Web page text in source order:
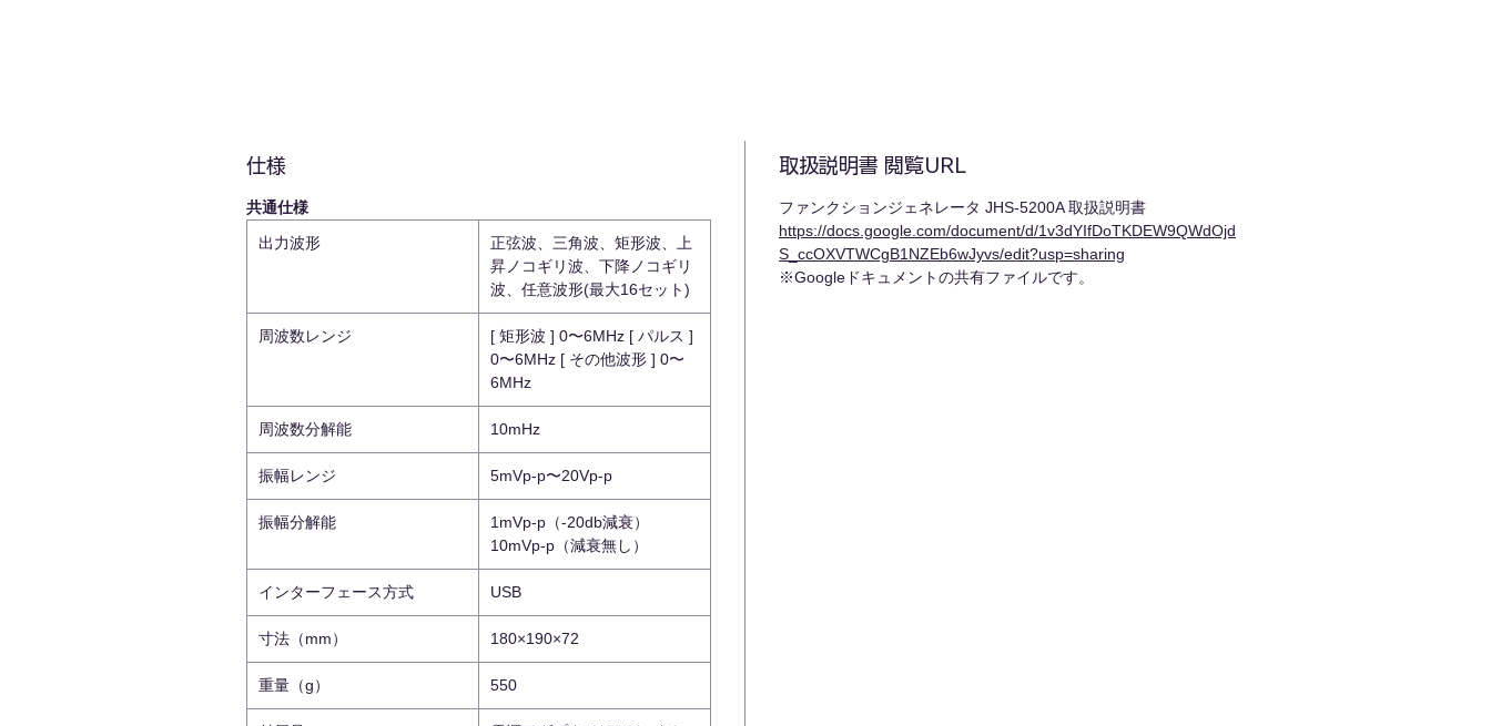
仕様
共通仕様
出力波形
正弦波、三角波、矩形波、上
昇ノコギリ波、下降ノコギリ
波、任意波形(最大16セット)
周波数レンジ
[ 矩形波 ] 0〜6MHz [ パルス ]
0〜6MHz [ その他波形 ] 0〜
6MHz
周波数分解能 10mHz
振幅レンジ 5mVp-p〜20Vp-p
振幅分解能
1mVp-p（-20db減衰）
10mVp-p（減衰無し）
インターフェース方式 USB
寸法（mm） 180×190×72
重量（g） 550
取扱説明書 閲覧URL
ファンクションジェネレータ JHS-5200A 取扱説明書
https://docs.google.com/document/d/1v3dYIfDoTKDEW9QWdOjd
S_ccOXVTWCgB1NZEb6wJyvs/edit?usp=sharing
※Googleドキュメントの共有ファイルです。